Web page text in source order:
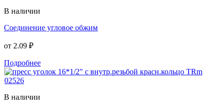
В наличии
Соединение угловое обжим
от 2.09 ₽
Подробнее
В наличии